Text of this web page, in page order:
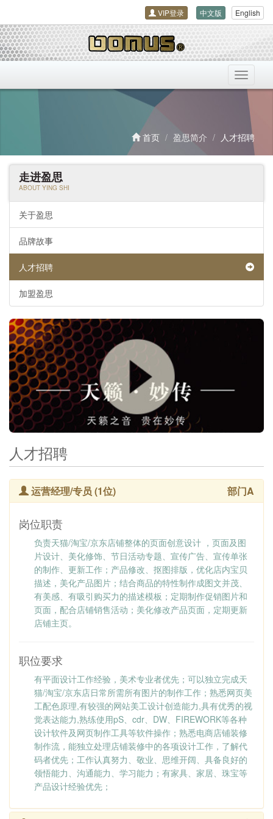
VIP登录 中文版 English
导
航
开
首页
盈思简介 人才招聘
走进盈思
ABOUT YING SHI
关于盈思
品牌故事
人才招聘
加盟盈思
人才招聘
部门A
运营经理/专员 (1位)
岗位职责
负责天猫/淘宝/京东店铺整体的页面创意设计 ，页面及图
片设计、美化修饰、节日活动专题、宣传广告、宣传单张
的制作、更新工作； 产品修改、抠图排版，优化店内宝贝
描述，美化产品图片； 结合商品的特性制作成图文并茂、
有美感、有吸引购买力的描述模板； 定期制作促销图片和
页面，配合店铺销售活动；美化修改产品页面，定期更新
店铺主页。
职位要求
有平面设计工作经验，美术专业者优先； 可以独立完成天
猫/淘宝/京东店日常所需所有图片的制作工作； 熟悉网页美
工配色原理,有较强的网站美工设计创造能力,具有优秀的视
觉表达能力,熟练使用pS、cdr、DW、FIREWORK等各种
设计软件及网页制作工具等软件操作； 熟悉电商店铺装修
制作流，能独立处理店铺装修中的各项设计工作，了解代
码者优先； 工作认真努力、敬业、思维开阔、具备良好的
领悟能力、沟通能力、学习能力； 有家具、家居、珠宝等
产品设计经验优先；